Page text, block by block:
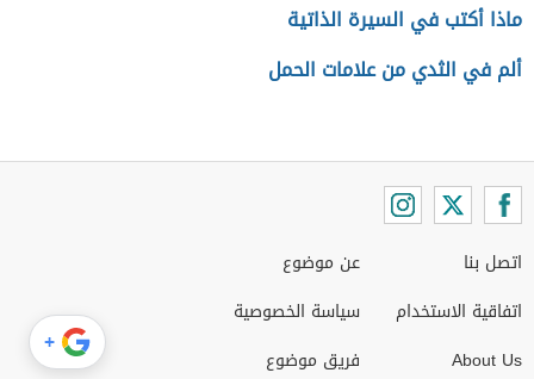
ماذا أكتب في السيرة الذاتية
ألم في الثدي من علامات الحمل
اتصل بنا
اتفاقية الاستخدام
About Us
عن موضوع
سياسة الخصوصية
فريق موضوع
+